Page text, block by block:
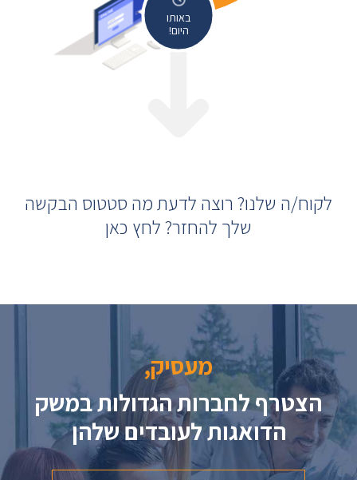
באותו
היום!
לקוח/ה שלנו? רוצה לדעת מה סטטוס הבקשה
שלך להחזר? לחץ כאן
מעסיק,
הצטרף לחברות הגדולות במשק
הדואגות לעובדים שלהן